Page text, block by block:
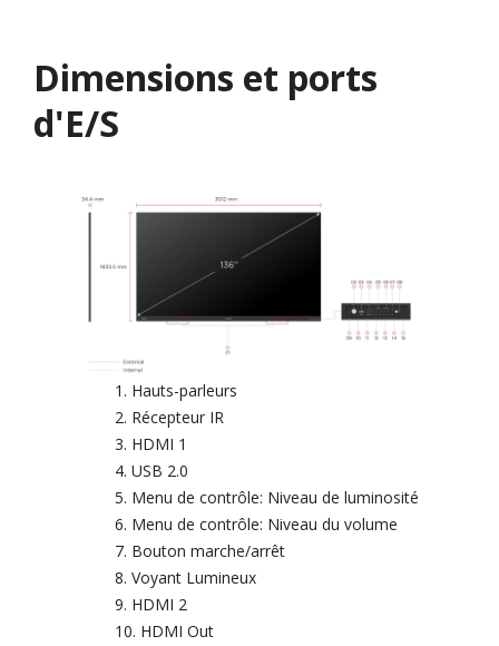
Dimensions et ports
d'E/S
Hauts-parleurs
Récepteur IR
HDMI 1
USB 2.0
Menu de contrôle: Niveau de luminosité
Menu de contrôle: Niveau du volume
Bouton marche/arrêt
Voyant Lumineux
HDMI 2
HDMI Out